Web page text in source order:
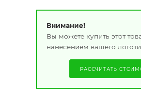
Внимание!
Вы можете купить этот
нанесением вашего
РАССЧИТАТЬ